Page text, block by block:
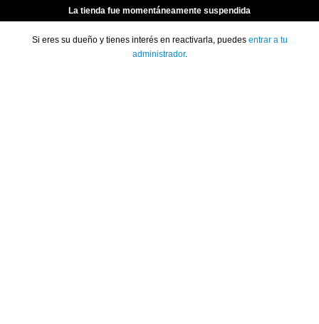
La tienda fue momentáneamente suspendida
Si eres su dueño y tienes interés en reactivarla, puedes entrar a tu
administrador.